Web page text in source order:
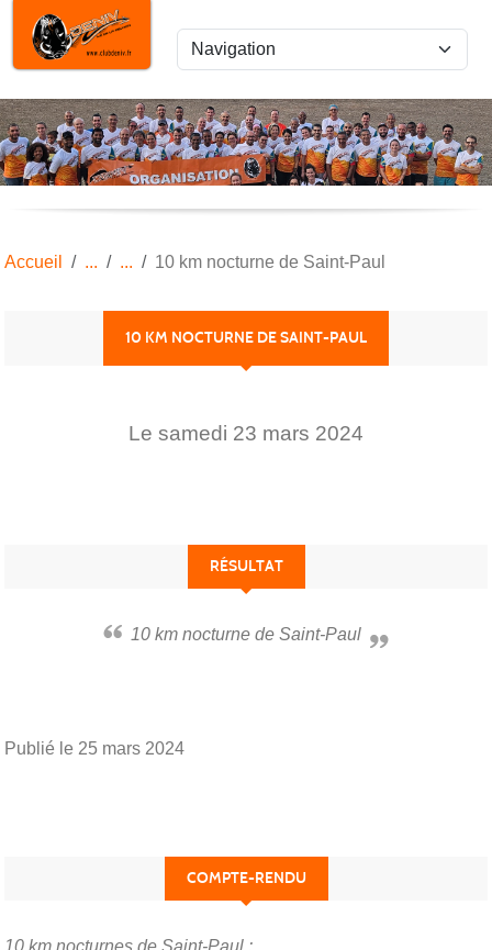
Accueil 10 km nocturne de Saint-Paul
10 KM NOCTURNE DE SAINT-PAUL
Le samedi 23 mars 2024
RÉSULTAT
10 km nocturne de Saint-Paul
Publié le 25 mars 2024
COMPTE-RENDU
10 km nocturnes de Saint-Paul :
Panneau de gestion des cookies